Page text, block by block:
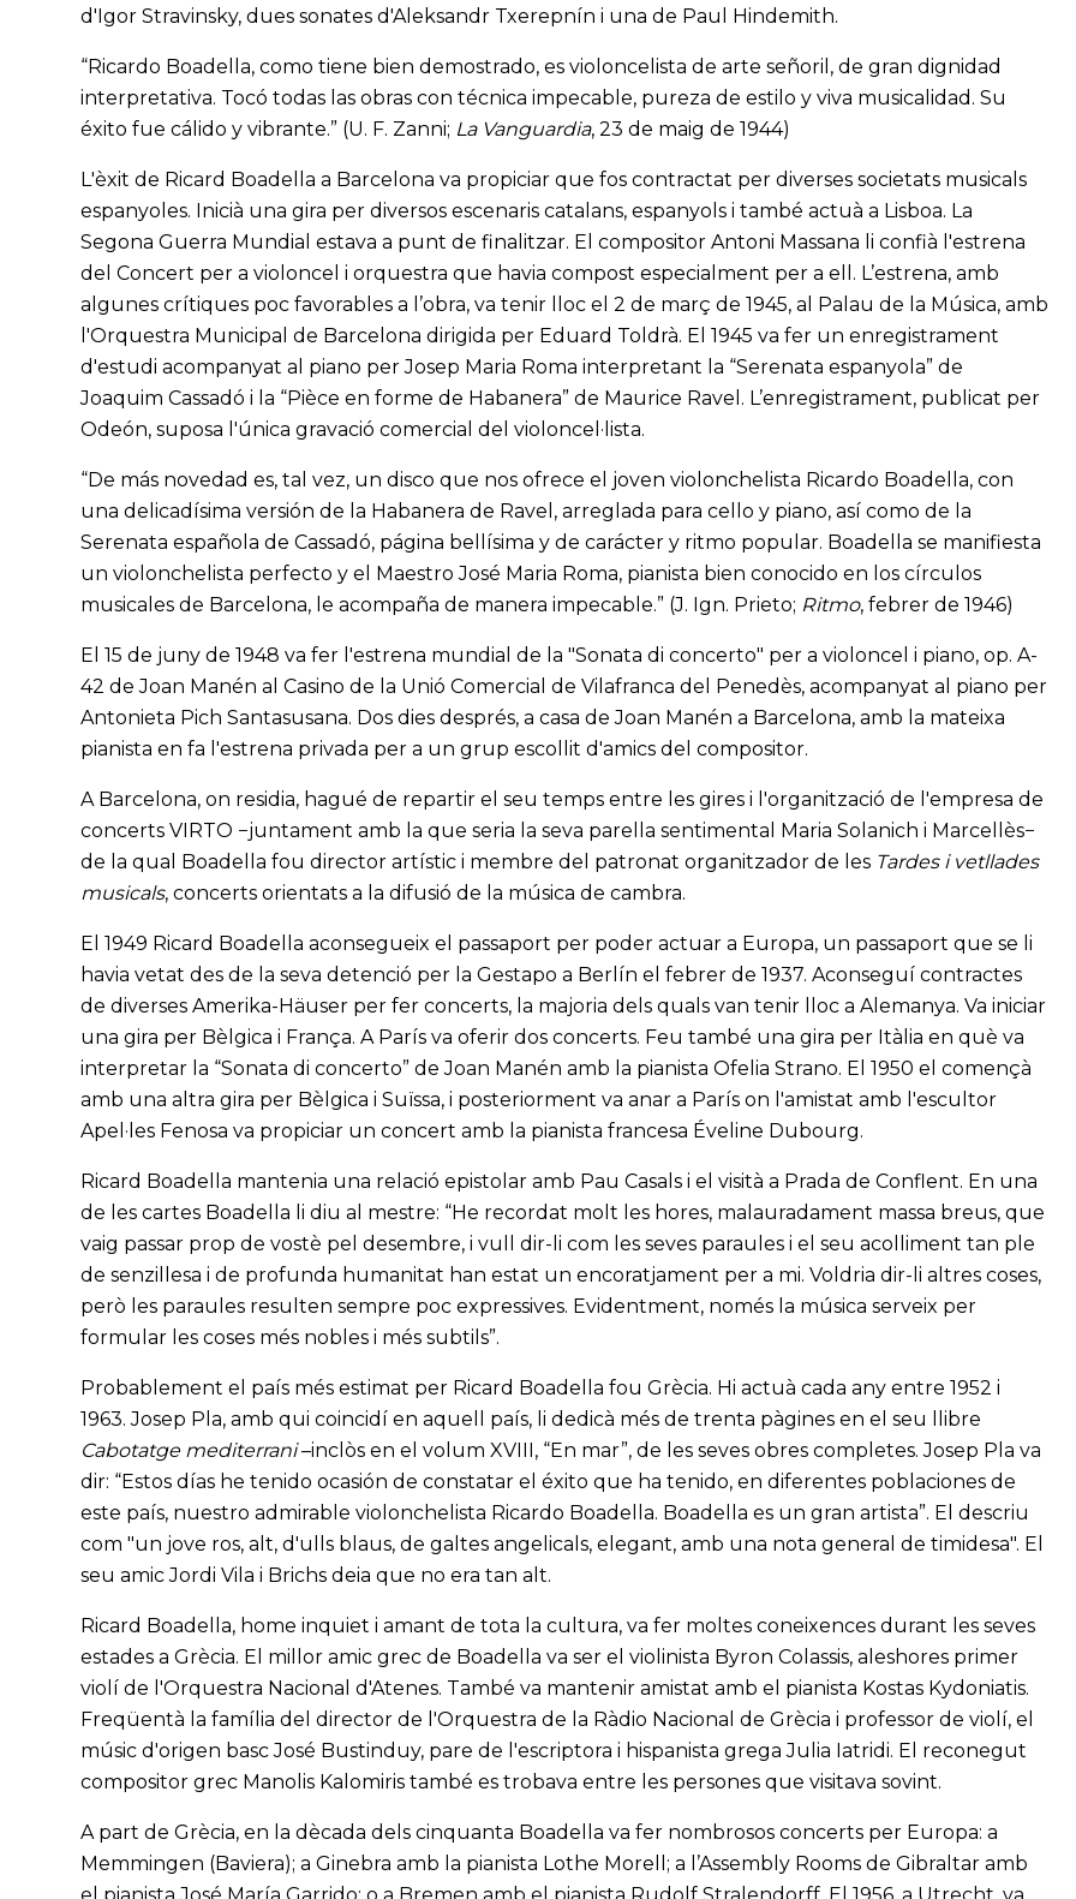
d'Igor Stravinsky, dues sonates d'Aleksandr Txerepnín i una de Paul Hindemith.
“Ricardo Boadella, como tiene bien demostrado, es violoncelista de arte señoril, de gran dignidad
interpretativa. Tocó todas las obras con técnica impecable, pureza de estilo y viva musicalidad. Su
éxito fue cálido y vibrante.” (U. F. Zanni; La Vanguardia, 23 de maig de 1944)
L'èxit de Ricard Boadella a Barcelona va propiciar que fos contractat per diverses societats musicals
espanyoles. Inicià una gira per diversos escenaris catalans, espanyols i també actuà a Lisboa. La
Segona Guerra Mundial estava a punt de finalitzar. El compositor Antoni Massana li confià l'estrena
del Concert per a violoncel i orquestra que havia compost especialment per a ell. L’estrena, amb
algunes crítiques poc favorables a l’obra, va tenir lloc el 2 de març de 1945, al Palau de la Música, amb
l'Orquestra Municipal de Barcelona dirigida per Eduard Toldrà. El 1945 va fer un enregistrament
d'estudi acompanyat al piano per Josep Maria Roma interpretant la “Serenata espanyola” de
Joaquim Cassadó i la “Pièce en forme de Habanera” de Maurice Ravel. L’enregistrament, publicat per
Odeón, suposa l'única gravació comercial del violoncel·lista.
“De más novedad es, tal vez, un disco que nos ofrece el joven violonchelista Ricardo Boadella, con
una delicadísima versión de la Habanera de Ravel, arreglada para cello y piano, así como de la
Serenata española de Cassadó, página bellísima y de carácter y ritmo popular. Boadella se manifiesta
un violonchelista perfecto y el Maestro José Maria Roma, pianista bien conocido en los círculos
musicales de Barcelona, le acompaña de manera impecable.” (J. Ign. Prieto; Ritmo, febrer de 1946)
El 15 de juny de 1948 va fer l'estrena mundial de la "Sonata di concerto" per a violoncel i piano, op. A-
42 de Joan Manén al Casino de la Unió Comercial de Vilafranca del Penedès, acompanyat al piano per
Antonieta Pich Santasusana. Dos dies després, a casa de Joan Manén a Barcelona, amb la mateixa
pianista en fa l'estrena privada per a un grup escollit d'amics del compositor.
A Barcelona, on residia, hagué de repartir el seu temps entre les gires i l'organització de l'empresa de
concerts VIRTO −juntament amb la que seria la seva parella sentimental Maria Solanich i Marcellès−
de la qual Boadella fou director artístic i membre del patronat organitzador de les Tardes i vetllades
musicals, concerts orientats a la difusió de la música de cambra.
El 1949 Ricard Boadella aconsegueix el passaport per poder actuar a Europa, un passaport que se li
havia vetat des de la seva detenció per la Gestapo a Berlín el febrer de 1937. Aconseguí contractes
de diverses Amerika-Häuser per fer concerts, la majoria dels quals van tenir lloc a Alemanya. Va iniciar
una gira per Bèlgica i França. A París va oferir dos concerts. Feu també una gira per Itàlia en què va
interpretar la “Sonata di concerto” de Joan Manén amb la pianista Ofelia Strano. El 1950 el començà
amb una altra gira per Bèlgica i Suïssa, i posteriorment va anar a París on l'amistat amb l'escultor
Apel·les Fenosa va propiciar un concert amb la pianista francesa Éveline Dubourg.
Ricard Boadella mantenia una relació epistolar amb Pau Casals i el visità a Prada de Conflent. En una
de les cartes Boadella li diu al mestre: “He recordat molt les hores, malauradament massa breus, que
vaig passar prop de vostè pel desembre, i vull dir-li com les seves paraules i el seu acolliment tan ple
de senzillesa i de profunda humanitat han estat un encoratjament per a mi. Voldria dir-li altres coses,
però les paraules resulten sempre poc expressives. Evidentment, només la música serveix per
formular les coses més nobles i més subtils”.
Probablement el país més estimat per Ricard Boadella fou Grècia. Hi actuà cada any entre 1952 i
1963. Josep Pla, amb qui coincidí en aquell país, li dedicà més de trenta pàgines en el seu llibre
Cabotatge mediterrani–inclòs en el volum XVIII, “En mar”, de les seves obres completes. Josep Pla va
dir: “Estos días he tenido ocasión de constatar el éxito que ha tenido, en diferentes poblaciones de
este país, nuestro admirable violonchelista Ricardo Boadella. Boadella es un gran artista”. El descriu
com "un jove ros, alt, d'ulls blaus, de galtes angelicals, elegant, amb una nota general de timidesa". El
seu amic Jordi Vila i Brichs deia que no era tan alt.
Ricard Boadella, home inquiet i amant de tota la cultura, va fer moltes coneixences durant les seves
estades a Grècia. El millor amic grec de Boadella va ser el violinista Byron Colassis, aleshores primer
violí de l'Orquestra Nacional d'Atenes. També va mantenir amistat amb el pianista Kostas Kydoniatis.
Freqüentà la família del director de l'Orquestra de la Ràdio Nacional de Grècia i professor de violí, el
músic d'origen basc José Bustinduy, pare de l'escriptora i hispanista grega Julia Iatridi. El reconegut
compositor grec Manolis Kalomiris també es trobava entre les persones que visitava sovint.
A part de Grècia, en la dècada dels cinquanta Boadella va fer nombrosos concerts per Europa: a
Memmingen (Baviera); a Ginebra amb la pianista Lothe Morell; a l’Assembly Rooms de Gibraltar amb